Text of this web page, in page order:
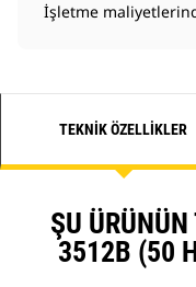
İşletme
TEKNIK ÖZELLIKLER
ŞU
3512B (50